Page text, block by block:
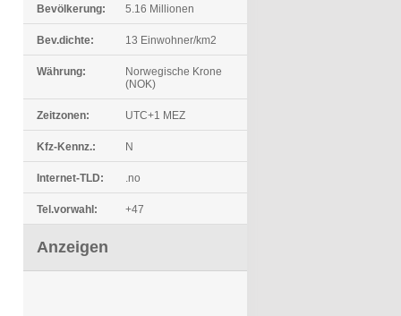
Bevölkerung: 5.16 Millionen
Bev.dichte: 13 Einwohner/km2
Währung:
Norwegische Krone
(NOK)
Zeitzonen: UTC+1 MEZ
Kfz-Kennz.: N
Internet-TLD: .no
Tel.vorwahl: +47
Anzeigen